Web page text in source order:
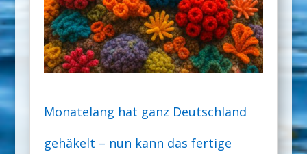
Monatelang hat ganz Deutschland
gehäkelt – nun kann das fertige